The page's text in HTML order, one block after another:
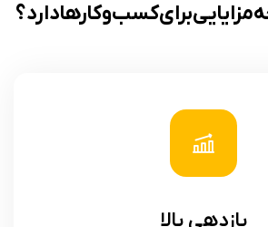
مزایایی برای کسب و کارها دارد؟
بازدهی بالا